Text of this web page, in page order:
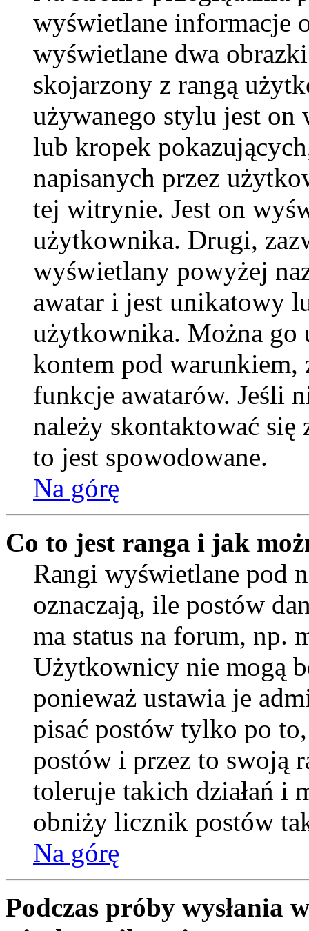
wyświetlane informacje
wyświetlane dwa
skojarzony z rangą
używanego stylu jest
lub kropek
napisanych przez
tej witrynie. Jest on
użytkownika. Drugi,
wyświetlany powyżej
awatar i jest unikatowy
użytkownika. Można go
kontem pod warunkiem,
funkcje awatarów. Jeśli
należy skontaktować
to jest spowodowane.
Na górę
Co to jest ranga i jak
Rangi wyświetlane pod
oznaczają, ile postów
ma status na forum, np.
Użytkownicy nie mogą
ponieważ ustawia je
pisać postów tylko po
postów i przez to swoją
toleruje takich działań i
obniży licznik postów
Na górę
Podczas próby wysłania